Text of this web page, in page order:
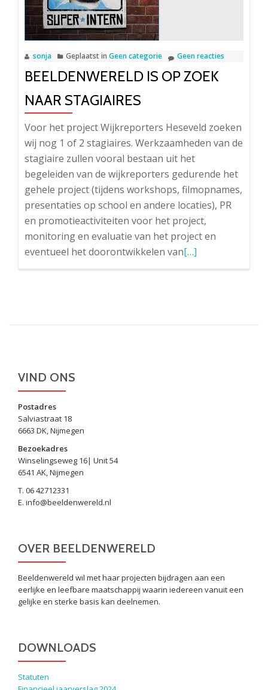
sonja Geplaatst in Geen categorie Geen reacties
BEELDENWERELD IS OP ZOEK
NAAR STAGIAIRES
Voor het project Wijkreporters Heseveld zoeken
wij nog 1 of 2 stagiaires. Werkzaamheden van de
stagiaire zullen vooral bestaan uit het
begeleiden van de wijkreporters gedurende het
gehele project (tijdens workshops, filmopnames,
presentaties op school en andere locaties), PR
en promotieactiviteiten voor het project,
monitoring en evaluatie van het project en
eventueel het doorontwikkelen vanLees
zoek
[…]
VIND ONS
Postadres
Salviastraat 18
6663 DK, Nijmegen
Bezoekadres
Winselingseweg 16| Unit 54
6541 AK, Nijmegen
T. 06 42712331
E. info@beeldenwereld.nl
OVER BEELDENWERELD
Beeldenwereld wil met haar projecten bijdragen aan een
eerlijke en leefbare maatschappij waarin iedereen vanuit een
gelijke en sterke basis kan deelnemen.
DOWNLOADS
Statuten